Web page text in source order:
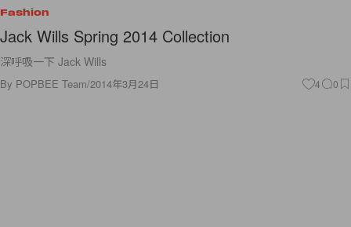
Fashion
Jack Wills Spring 2014 Collection
深呼吸一下 Jack Wills
By POPBEE Team/2014年3月24日 4 0